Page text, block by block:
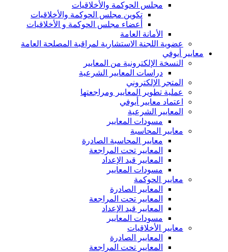
مجلس الحوكمة والأخلاقيات
تكوين مجلس الحوكمة والأخلاقيات
أعضاء مجلس الحوكمة و الأخلاقيات
الأمانة العامة
عضوية اللجنة الاستشارية لمراقبة المصلحة العامة
معايير أيوفي
النسخة الإلكترونية من المعايير
دراسات المعايير الشرعية
المتجر الإلكتروني
عملية تطوير المعايير ومراجعتها
اعتماد معايير أيوفي
المعايير الشرعية
مسودات المعايير
معايير المحاسبة
معايير المحاسبة الصادرة
المعايير تحت المراجعة
المعايير قيد الإعداد
مسودات المعايير
معايير الحوكمة
المعايير الصادرة
المعايير تحت المراجعة
المعايير قيد الإعداد
مسودات المعايير
معايير الأخلاقيات
المعايير الصادرة
المعايير تحت المراجعة